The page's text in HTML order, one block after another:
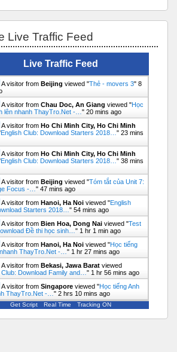
Live Traffic Feed
Live Traffic Feed
A visitor from Beijing viewed "Thẻ - movers 3" 8
A visitor from Chau Doc, An Giang viewed "Học
lên nhanh ThayTro.Net -…" 20 mins ago
A visitor from Ho Chi Minh City, Ho Chi Minh
English Club: Download Starters 2018…" 23 mins
A visitor from Ho Chi Minh City, Ho Chi Minh
English Club: Download Starters 2018…" 38 mins
A visitor from Beijing viewed "Tóm tắt của Unit 7:
Focus -…" 48 mins ago
A visitor from Hanoi, Ha Noi viewed "English
Starters 2018…" 54 mins ago
A visitor from Bien Hoa, Dong Nai viewed "Test
Đề thi học sinh…" 1 hr 1 min ago
A visitor from Hanoi, Ha Noi viewed "Học tiếng
ThayTro.Net -…" 1 hr 27 mins ago
A visitor from Bekasi, Jawa Barat viewed
Club: Download Family and…" 1 hr 56 mins ago
A visitor from Singapore viewed "Học tiếng Anh
ThayTro.Net -…" 2 hrs 10 mins ago
Get Script Real Time Tracking ON